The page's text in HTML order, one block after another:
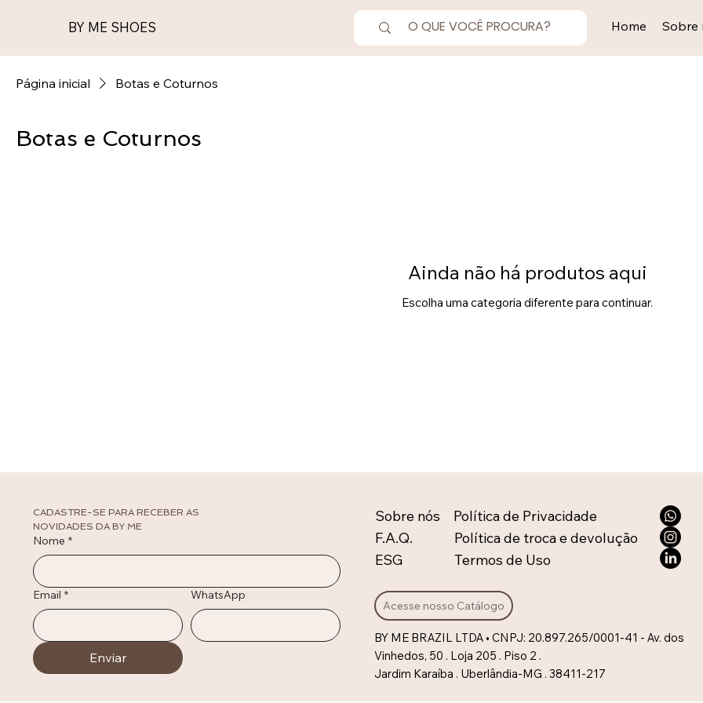
BY ME SHOES Home Sobre
Página inicial Botas e Coturnos
Botas e Coturnos
Ainda não há produtos aqui
Escolha uma categoria diferente para continuar.
CADASTRE-SE PARA RECEBER AS
NOVIDADES DA BY ME
Nome *
Email * WhatsApp
Enviar
Sobre nós
F.A.Q.
ESG
Política de Privacidade
Política de troca e devolução
Termos de Uso
Acesse nosso Catálogo
BY ME BRAZIL LTDA • CNPJ: 20.897.265/0001-41 - Av. dos
Vinhedos, 50 . Loja 205 . Piso 2 .
Jardim Karaíba . Uberlândia-MG . 38411-217